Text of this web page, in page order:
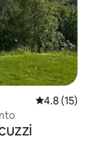
Calificación
4.8 (15)